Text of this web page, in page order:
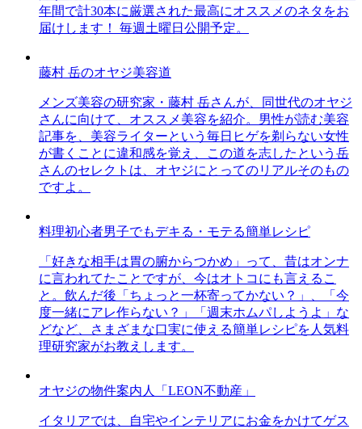
年間で計30本に厳選された最高にオススメのネタをお
届けします！ 毎週土曜日公開予定。
藤村 岳のオヤジ美容道
メンズ美容の研究家・藤村 岳さんが、同世代のオヤジ
さんに向けて、オススメ美容を紹介。男性が読む美容
記事を、美容ライターという毎日ヒゲを剃らない女性
が書くことに違和感を覚え、この道を志したという岳
さんのセレクトは、オヤジにとってのリアルそのもの
ですよ。
料理初心者男子でもデキる・モテる簡単レシピ
「好きな相手は胃の腑からつかめ」って、昔はオンナ
に言われてたことですが、今はオトコにも言えるこ
と。飲んだ後「ちょっと一杯寄ってかない？」、「今
度一緒にアレ作らない？」「週末ホムパしようよ」な
どなど、さまざまな口実に使える簡単レシピを人気料
理研究家がお教えします。
オヤジの物件案内人「LEON不動産」
イタリアでは、自宅やインテリアにお金をかけてゲス